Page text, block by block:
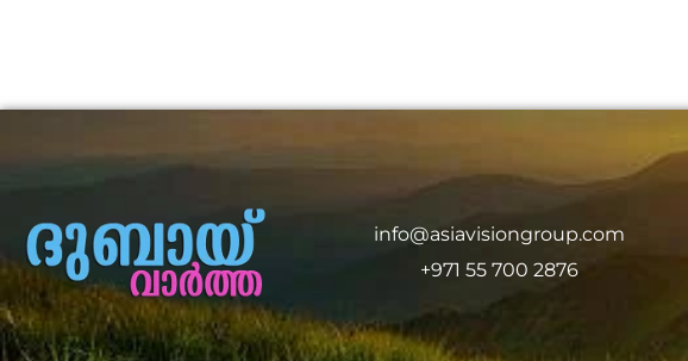
info@asiavisiongroup.com
+971 55 700 2876